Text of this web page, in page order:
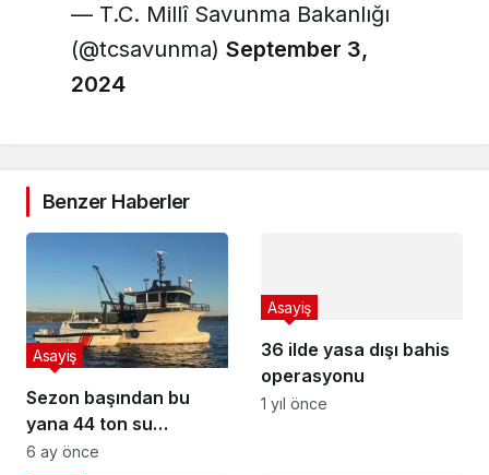
— T.C. Millî Savunma Bakanlığı
(@tcsavunma) September 3,
2024
Benzer Haberler
Sezon başından bu
yana 44 ton su
ürününe el konuldu
Asayiş
6 ay önce
36 ilde yasa dışı bahis
operasyonu
Asayiş
1 yıl önce